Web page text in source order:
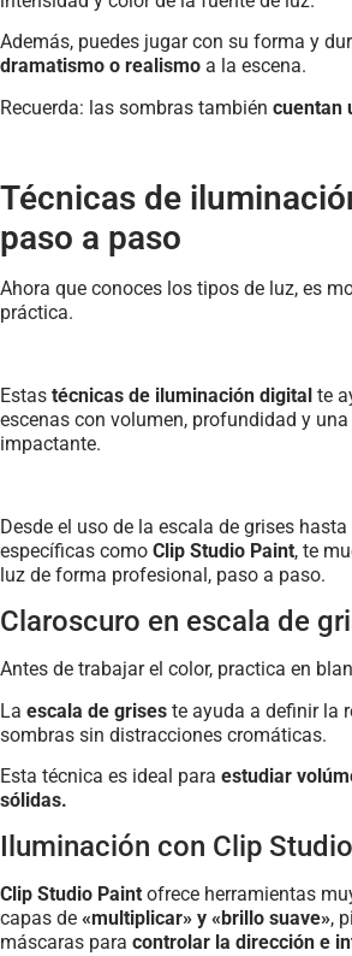
Además, puedes jugar con su forma y
dramatismo o realismo a la escena.
Recuerda: las sombras también cuentan
Técnicas de
paso a paso
Ahora que conoces los tipos de luz, es
práctica.
Estas técnicas de iluminación digital te
escenas con volumen, profundidad y
impactante.
Desde el uso de la escala de grises
específicas como Clip Studio Paint, te
luz de forma profesional, paso a paso.
Claroscuro en escala de
Antes de trabajar el color, practica en
La escala de grises te ayuda a definir la
sombras sin distracciones cromáticas.
Esta técnica es ideal para estudiar
sólidas.
Iluminación con Clip
Clip Studio Paint ofrece herramientas
capas de «multiplicar» y «brillo suave»,
máscaras para controlar la dirección e